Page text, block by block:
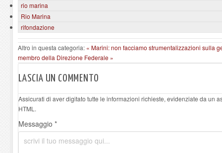
rio marina
Rio Marina
rifondazione
Altro in questa categoria: « Marini: non facciamo strumentalizzazioni sulla
membro della Direzione Federale »
LASCIA UN COMMENTO
Assicurati di aver digitato tutte le informazioni richieste, evidenziate da un
HTML.
Messaggio *